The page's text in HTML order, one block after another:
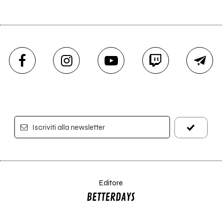
Iscriviti alla newsletter
Editore